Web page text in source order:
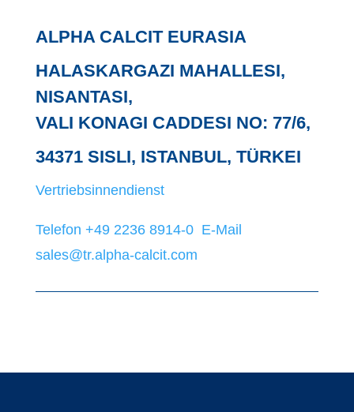
ALPHA CALCIT EURASIA
HALASKARGAZI MAHALLESI,
NISANTASI,
VALI KONAGI CADDESI NO: 77/6,
34371 SISLI, ISTANBUL, TÜRKEI
Vertriebsinnendienst
Telefon +49 2236 8914-0 E-Mail
sales@tr.alpha-calcit.com